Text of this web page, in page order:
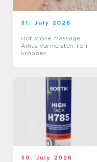
31. July 2026
Hot stone massage
Århus varme sten, ro i
kroppen
30. July 2026